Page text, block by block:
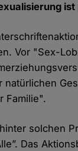
ist
Vor "Sex-
natürlichen
Familie".
solchen
Das